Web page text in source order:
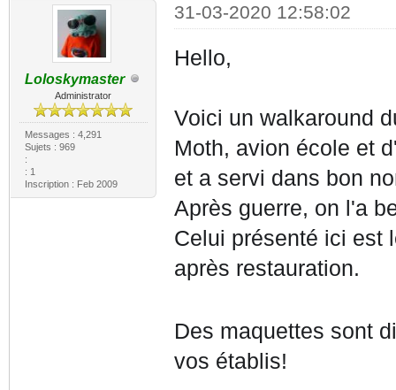
Loloskymaster
Administrator
Messages : 4,291
Sujets : 969
:
: 1
Inscription : Feb 2009
31-03-2020 12:58:02
Hello,
Voici un walkaround
Moth, avion école et
et a servi dans bon
Après guerre, on l'a
Celui présenté ici est
après restauration.
Des maquettes sont
vos établis!